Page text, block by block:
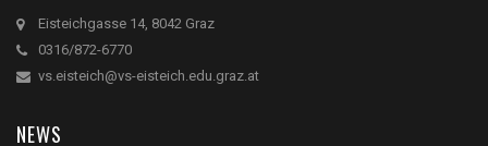
Eisteichgasse 14, 8042 Graz
0316/872-6770
vs.eisteich@vs-eisteich.edu.graz.at
NEWS